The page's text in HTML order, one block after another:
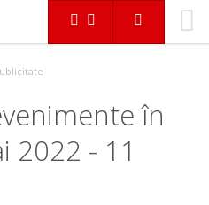
în
2022 - 11